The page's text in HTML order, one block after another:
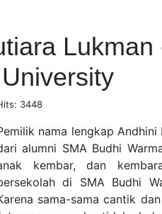
3448
nama lengkap
alumni SMA Budhi
kembar, dan
di SMA Budhi
sama-sama cantik